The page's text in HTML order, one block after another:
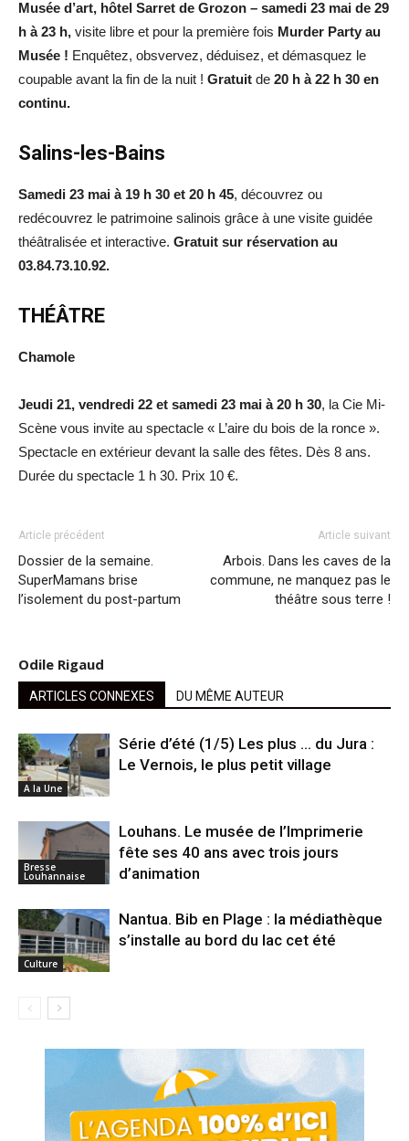
Musée d’art, hôtel Sarret de Grozon – samedi 23 mai de 29
h à 23 h, visite libre et pour la première fois Murder Party au
Musée ! Enquêtez, obsvervez, déduisez, et démasquez le
coupable avant la fin de la nuit ! Gratuit de 20 h à 22 h 30 en
continu.
Salins-les-Bains
Samedi 23 mai à 19 h 30 et 20 h 45, découvrez ou
redécouvrez le patrimoine salinois grâce à une visite guidée
théâtralisée et interactive. Gratuit sur réservation au
03.84.73.10.92.
THÉÂTRE
Chamole
Jeudi 21, vendredi 22 et samedi 23 mai à 20 h 30, la Cie Mi-
Scène vous invite au spectacle « L’aire du bois de la ronce ».
Spectacle en extérieur devant la salle des fêtes. Dès 8 ans.
Durée du spectacle 1 h 30. Prix 10 €.
Article précédent
Dossier de la semaine.
SuperMamans brise
l’isolement du post-partum
Article suivant
Arbois. Dans les caves de la
commune, ne manquez pas le
théâtre sous terre !
Odile Rigaud
ARTICLES CONNEXES DU MÊME AUTEUR
A la Une
Série d’été (1/5) Les plus … du Jura :
Le Vernois, le plus petit village
Bresse
Louhannaise
Louhans. Le musée de l’Imprimerie
fête ses 40 ans avec trois jours
d’animation
Culture
Nantua. Bib en Plage : la médiathèque
s’installe au bord du lac cet été